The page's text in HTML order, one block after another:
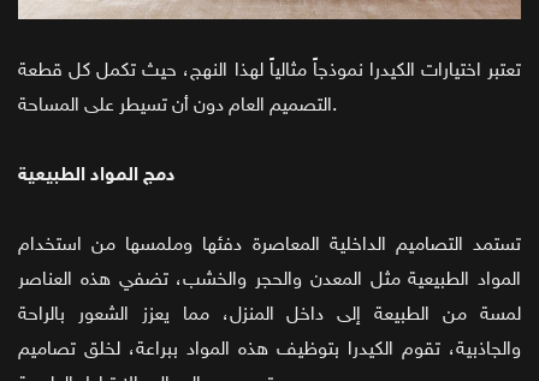
تعتبر اختيارات الكيدرا نموذجاً مثالياً لهذا النهج، حيث تكمل كل قطعة
التصميم العام دون أن تسيطر على المساحة.
دمج المواد الطبيعية
تستمد التصاميم الداخلية المعاصرة دفئها وملمسها من استخدام
المواد الطبيعية مثل المعدن والحجر والخشب، تضفي هذه العناصر
لمسة من الطبيعة إلى داخل المنزل، مما يعزز الشعور بالراحة
والجاذبية، تقوم الكيدرا بتوظيف هذه المواد ببراعة، لخلق تصاميم